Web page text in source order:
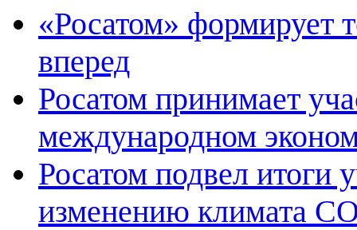
«Росатом» формирует
вперед
Росатом принимает
международном
Росатом подвел
изменению климата